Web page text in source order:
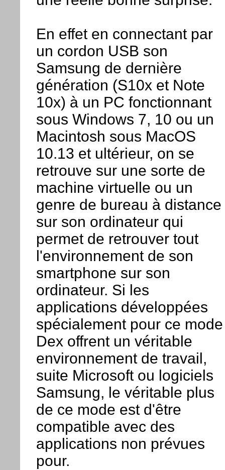
En effet en connectant par
un cordon USB son
Samsung de dernière
génération (S10x et Note
10x) à un PC fonctionnant
sous Windows 7, 10 ou un
Macintosh sous MacOS
10.13 et ultérieur, on se
retrouve sur une sorte de
machine virtuelle ou un
genre de bureau à distance
sur son ordinateur qui
permet de retrouver tout
l'environnement de son
smartphone sur son
ordinateur. Si les
applications développées
spécialement pour ce mode
Dex offrent un véritable
environnement de travail,
suite Microsoft ou logiciels
Samsung, le véritable plus
de ce mode est d'être
compatible avec des
applications non prévues
pour.